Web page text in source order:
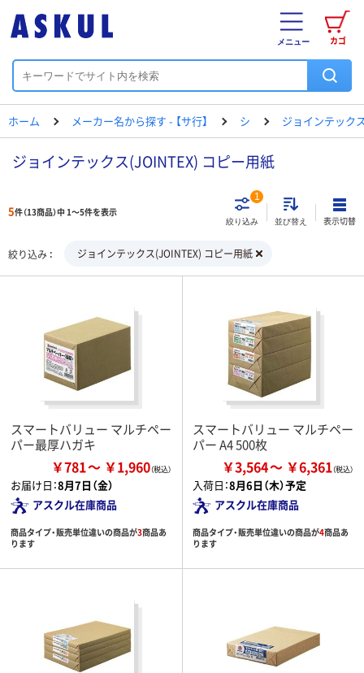
カゴ
メニュー
ホーム メーカー名から探す - 【サ行】 シ ジョインテック
ジョインテックス(JOINTEX) コピー用紙
5件（13商品）中 1～5件を表示
絞り込み
1
並び替え 表示切替
絞り込み ジョインテックス(JOINTEX) コピー用紙
スマートバリュー マルチペー
パー最厚ハガキ
￥781 ￥1,960
お届け日：8月7日（金）
アスクル在庫商品
商品タイプ・販売単位違いの商品が3商品あ
ります
スマートバリュー マルチペー
パー A4 500枚
￥3,564 ￥6,361
入荷日：8月6日（木）予定
アスクル在庫商品
商品タイプ・販売単位違いの商品が4商品あ
ります